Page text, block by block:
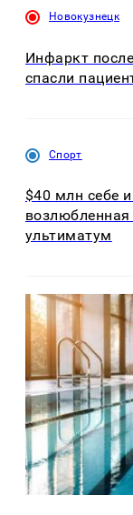
Новокузнецк
Инфаркт
спасли
Спорт
$40 млн себе
ультиматум